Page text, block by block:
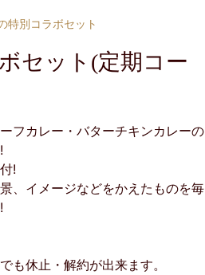
特別コラボセット
セット(定期コー
フカレー・バターチキンカレーの
!
、イメージなどをかえたものを毎
も休止・解約が出来ます。